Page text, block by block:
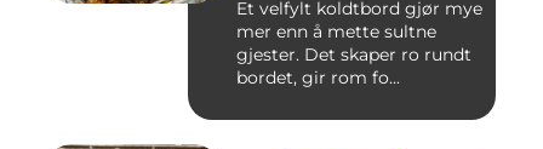
Et velfylt koldtbord gjør mye
mer enn å mette sultne
gjester. Det skaper ro rundt
bordet, gir rom fo...